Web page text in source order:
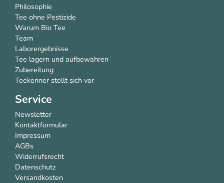
Philosophie
Tee ohne Pestizide
Warum Bio Tee
Team
Laborergebnisse
Tee lagern und aufbewahren
Zubereitung
Teekenner stellt sich vor
Service
Newsletter
Kontaktformular
Impressum
AGBs
Widerrufsrecht
Datenschutz
Versandkosten